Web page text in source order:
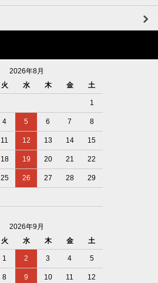
2026年8月
火 水 木 金 土
1
4 5 6 7 8
11 12 13 14 15
18 19 20 21 22
25 26 27 28 29
2026年9月
火 水 木 金 土
1 2 3 4 5
8 9 10 11 12